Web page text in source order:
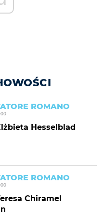
ROMANO
Hesselblad
ROMANO
Chiramel